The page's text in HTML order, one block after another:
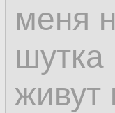
меня
шутка
живут